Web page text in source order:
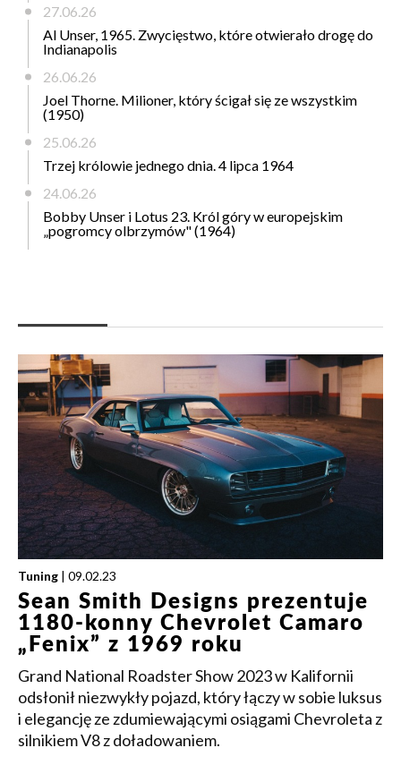
27.06.26
Al Unser, 1965. Zwycięstwo, które otwierało drogę do
Indianapolis
26.06.26
Joel Thorne. Milioner, który ścigał się ze wszystkim
(1950)
25.06.26
Trzej królowie jednego dnia. 4 lipca 1964
24.06.26
Bobby Unser i Lotus 23. Król góry w europejskim
„pogromcy olbrzymów" (1964)
Tuning | 09.02.23
Sean Smith Designs prezentuje
1180-konny Chevrolet Camaro
„Fenix” z 1969 roku
Grand National Roadster Show 2023 w Kalifornii
odsłonił niezwykły pojazd, który łączy w sobie luksus
i elegancję ze zdumiewającymi osiągami Chevroleta z
silnikiem V8 z doładowaniem.